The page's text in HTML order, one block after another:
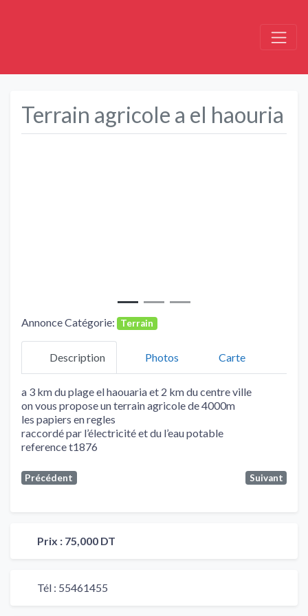
Terrain agricole a el haouria
Annonce Catégorie: Terrain
Description Photos Carte
a 3 km du plage el haouaria et 2 km du centre ville
on vous propose un terrain agricole de 4000m
les papiers en regles
raccordé par l’électricité et du l’eau potable
reference t1876
Précédent Suivant
Prix : 75,000 DT
Tél : 55461455